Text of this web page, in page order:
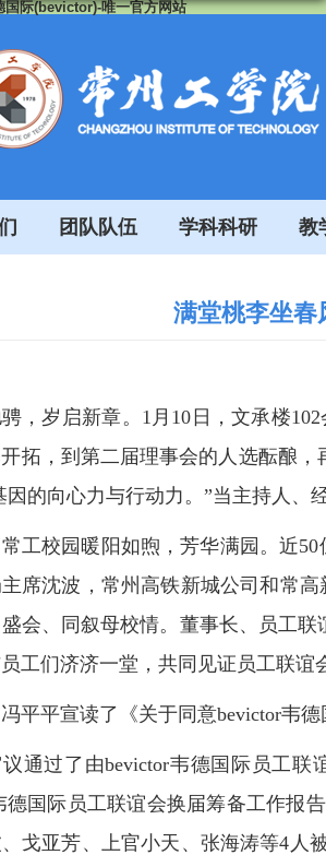
国际(bevictor)-唯一官方网站
团队队伍 学科科研 教
满堂桃李坐春
，岁启新章。1月10日，文承楼
拓，到第二届理事会的人选酝酿
因的向心力与行动力。”当主持人
工校园暖阳如煦，芳华满园。近
席沈波，常州高铁新城公司和常
会、同叙母校情。董事长、员工
工们济济一堂，共同见证员工联谊
平平宣读了《关于同意bevictor韦
通过了由bevictor韦德国际员工
德国际员工联谊会换届筹备工作
戈亚芳、上官小天、张海涛等4人